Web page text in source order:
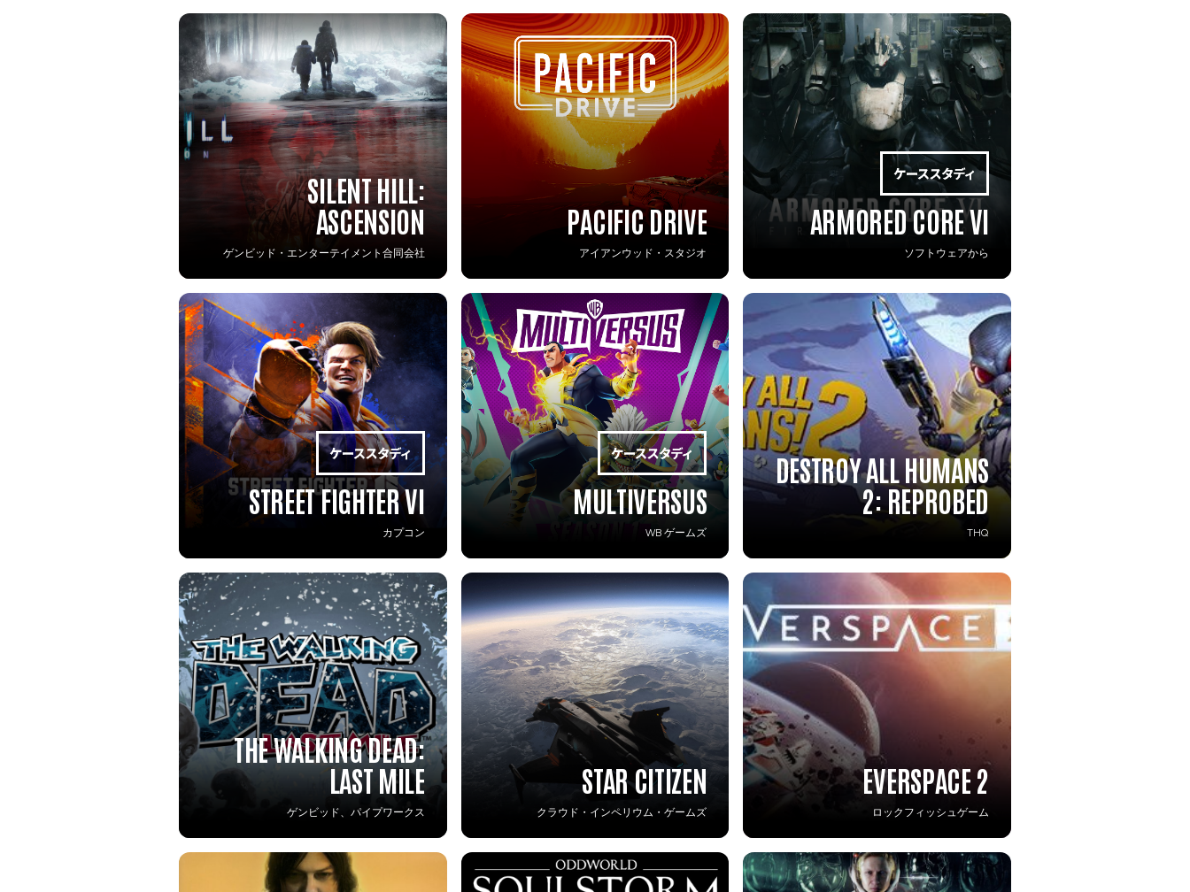
SILENT HILL:
ASCENSION
ゲンビッド・エンターテイメント合同会社
PACIFIC DRIVE
アイアンウッド・スタジオ
ARMORED CORE VI
ソフトウェアから
STREET FIGHTER VI
カプコン
MULTIVERSUS
WB ゲームズ
DESTROY ALL HUMANS
2: REPROBED
THQ
THE WALKING DEAD:
LAST MILE
ゲンビッド、パイプワークス
STAR CITIZEN
クラウド・インペリウム・ゲームズ
EVERSPACE 2
ロックフィッシュゲーム